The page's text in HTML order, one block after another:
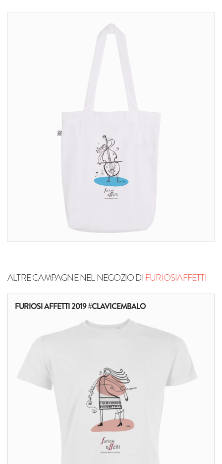
ALTRE CAMPAGNE NEL NEGOZIO DIFURIOSIAFFETTI
FURIOSI AFFETTI 2019 #CLAVICEMBALO